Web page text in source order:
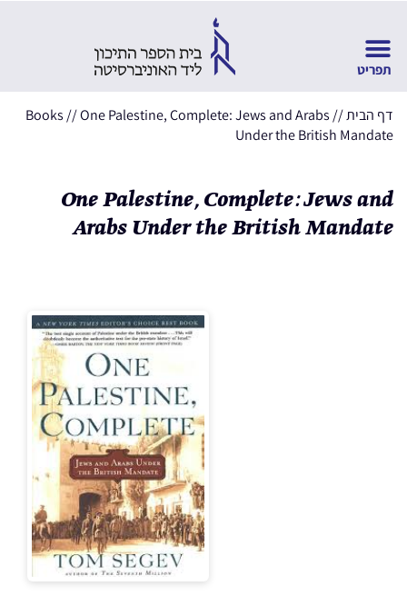
דף הבית//
Books //One Palestine, Complete: Jews and Arabs
Under the British Mandate
One Palestine, Complete: Jews and
Arabs Under the British Mandate